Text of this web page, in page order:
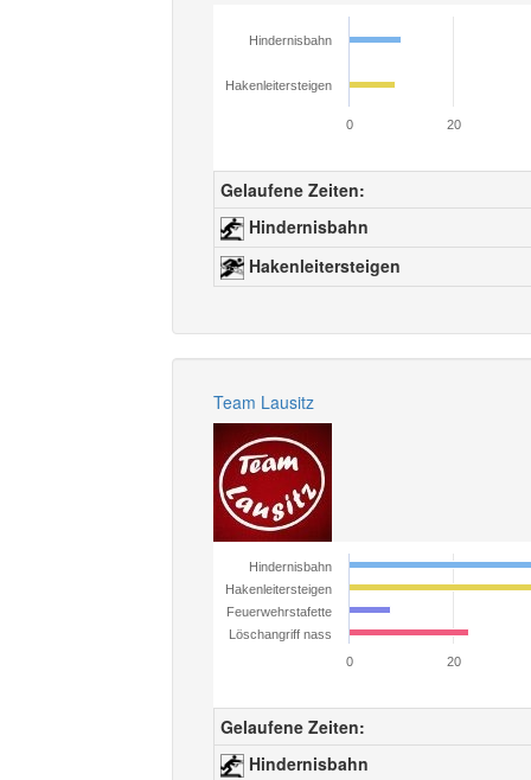
Hindernisbahn
Hakenleitersteigen
0 20
Gelaufene Zeiten:
Hindernisbahn
Hakenleitersteigen
Team Lausitz
Hindernisbahn
Hakenleitersteigen
Feuerwehrstafette
Löschangriff nass
0
20
Gelaufene Zeiten:
Hindernisbahn